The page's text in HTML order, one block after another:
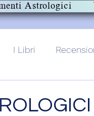
Astrologici
I Libri